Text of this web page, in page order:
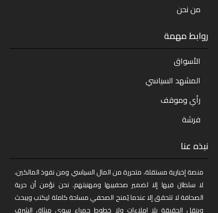
من نحن
روابط مهمة
الأسواق
المشهد السياسي
رأي وموقف
فرشة
نبذه عنا
منصة إخبارية مستقلة، متحررة من المال السياسي ومن نفوذ المالكين،
لا سلطان فيها إلا لضمير صحفييها ومهنيتهم. نحن نؤمن أن حرية
الصحافة لا تتحقق إلا عندما يُمنح الصحفي مساحة كاملة ليكتب ويبحث
وينقل الحقيقة بلا إملاءات ولا خطوط حمراء سوى ميثاق الشرف